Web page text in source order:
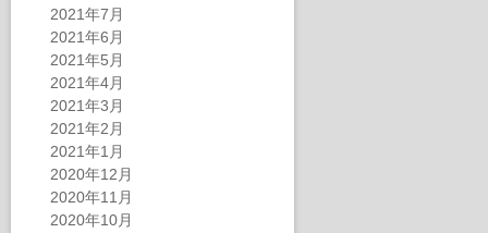
2021年7月
2021年6月
2021年5月
2021年4月
2021年3月
2021年2月
2021年1月
2020年12月
2020年11月
2020年10月